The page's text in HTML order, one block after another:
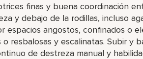
finas y buena coordinación
y debajo de la rodillas, incluso
espacios angostos, confinados o
resbalosas y escalinatas. Subir y
de destreza manual y